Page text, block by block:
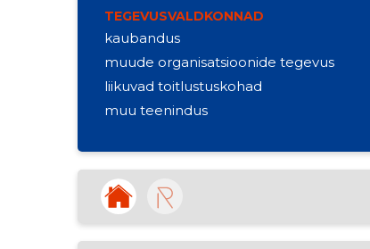
TEGEVUSVALDKONNAD
kaubandus
muude organisatsioonide tegevus
liikuvad toitlustuskohad
muu teenindus